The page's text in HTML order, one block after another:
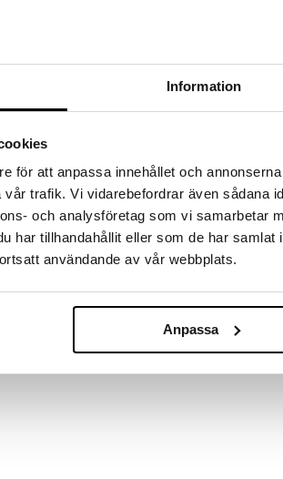
Information
för att anpassa innehållet och
trafik. Vi vidarebefordrar även sådana
och analysföretag som vi samarbetar
har tillhandahållit eller som de har
användande av vår webbplats.
Anpassa
löydöt kotiin!
tehdä löytöjä suuresta ALEstamme. Juuri
suuren valikoiman jännittäviä tuotteita
31.8.2026 asti mutta ole nopea -
voivat päästä loppumaan!
ale-löydöt »
äänien avulla.